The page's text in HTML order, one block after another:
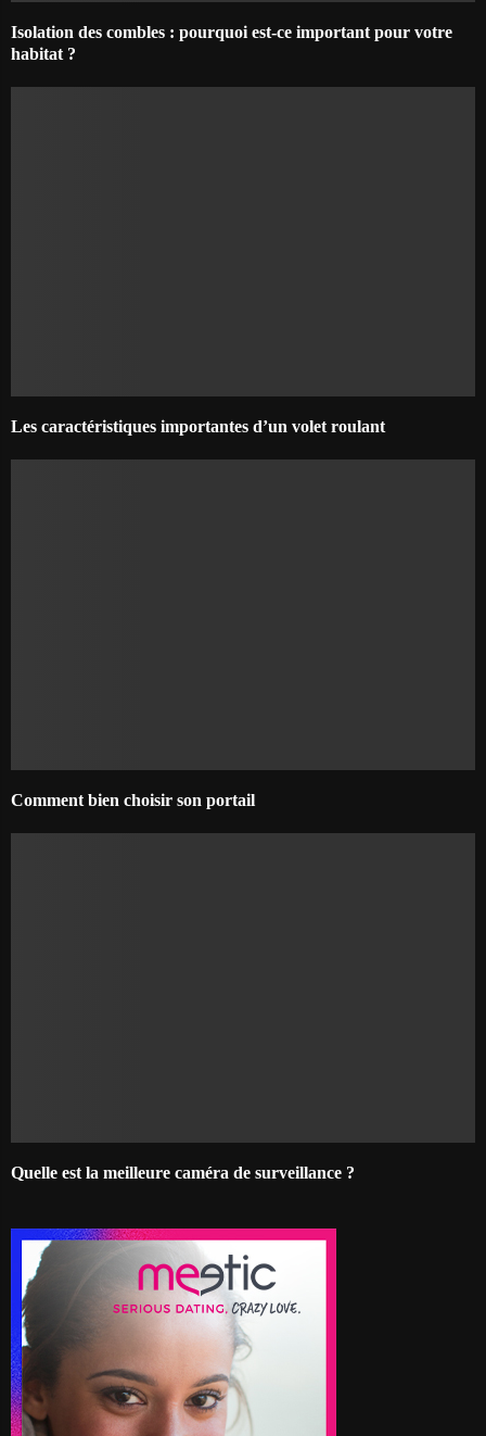
Isolation des combles : pourquoi est-ce important pour votre
habitat ?
Les caractéristiques importantes d’un volet roulant
Comment bien choisir son portail
Quelle est la meilleure caméra de surveillance ?